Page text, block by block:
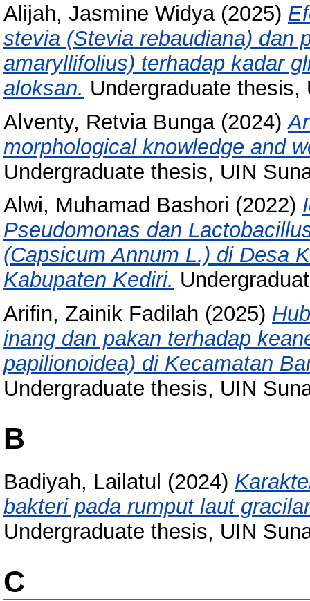
Alijah, Jasmine Widya(2025)
stevia (Stevia rebaudiana) dan
amaryllifolius) terhadap kadar
aloksan. Undergraduate
Alventy, Retvia Bunga(2024)
morphological knowledge and
Undergraduate thesis, UIN
Alwi, Muhamad Bashori (2022)
Pseudomonas dan
(Capsicum Annum L.) di Desa
Kabupaten Kediri.
Arifin, Zainik Fadilah (2025)
inang dan pakan terhadap
papilionoidea) di Kecamatan
Undergraduate thesis, UIN
B
Badiyah, Lailatul (2024)
bakteri pada rumput laut
Undergraduate thesis, UIN
C